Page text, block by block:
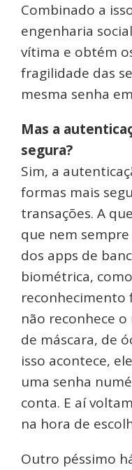
Combinado a
engenharia
vítima e obtém
fragilidade das
mesma senha
Mas a
segura?
Sim, a
formas mais
transações. A
que nem
dos apps de
biométrica,
reconhecimento
não reconhece
de máscara, de
isso acontece,
uma senha
conta. E aí
na hora de
Outro péssimo